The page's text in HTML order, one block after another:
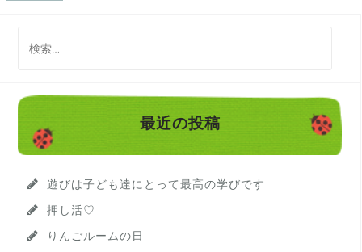
最近の投稿
遊びは子ども達にとって最高の学びです
押し活♡
りんごルームの日